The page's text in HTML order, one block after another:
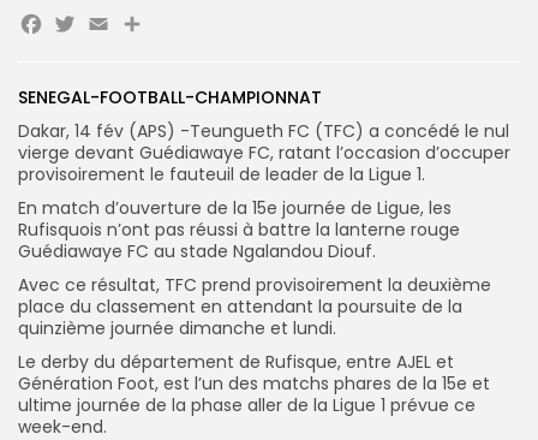
Search
for:
FR
SENEGAL-FOOTBALL-CHAMPIONNAT
Dakar, 14 fév (APS) -Teungueth FC (TFC) a concédé le nul
vierge devant Guédiawaye FC, ratant l’occasion d’occuper
provisoirement le fauteuil de leader de la Ligue 1.
En match d’ouverture de la 15e journée de Ligue, les
Rufisquois n’ont pas réussi à battre la lanterne rouge
Guédiawaye FC au stade Ngalandou Diouf.
Avec ce résultat, TFC prend provisoirement la deuxième
place du classement en attendant la poursuite de la
quinzième journée dimanche et lundi.
Le derby du département de Rufisque, entre AJEL et
Génération Foot, est l’un des matchs phares de la 15e et
ultime journée de la phase aller de la Ligue 1 prévue ce
week-end.
Facebook
Twitter
Email